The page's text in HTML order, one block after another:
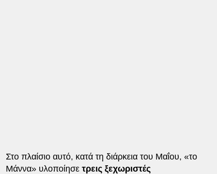
Στο πλαίσιο αυτό, κατά τη διάρκεια του Μαΐου, «το
Μάννα» υλοποίησε τρεις ξεχωριστές